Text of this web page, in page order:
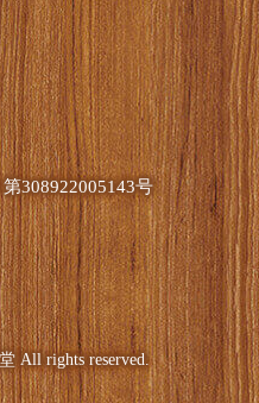
308922005143号
All rights reserved.